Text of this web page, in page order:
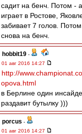
садит на бенч. Потом -
играет в Ростове,
забивает 7 голов.
снова на бенч.
hobbit19 -
01 авг 2016 14:27
http://
opova.html
в Берлине один
раздавит бутылку )))
porcus -
01 авг 2016 14:27